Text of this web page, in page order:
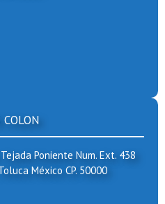
Poniente Num. Ext. 438
México CP. 50000